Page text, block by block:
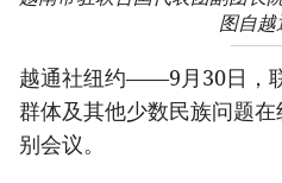
图自越
越通社纽约——9月30日，
群体及其他少数民族问题
别会议。